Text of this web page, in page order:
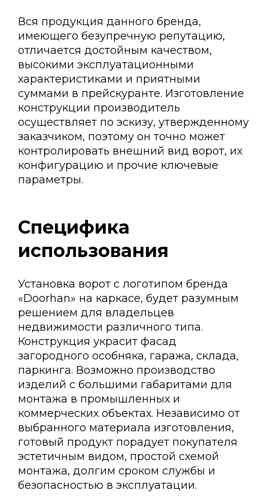
Вся продукция данного бренда,
имеющего безупречную репутацию,
отличается достойным качеством,
высокими эксплуатационными
характеристиками и приятными
суммами в прейскуранте. Изготовление
конструкции производитель
осуществляет по эскизу, утвержденному
заказчиком, поэтому он точно может
контролировать внешний вид ворот, их
конфигурацию и прочие ключевые
параметры.
Специфика
использования
Установка ворот с логотипом бренда
«Doorhan» на каркасе, будет разумным
решением для владельцев
недвижимости различного типа.
Конструкция украсит фасад
загородного особняка, гаража, склада,
паркинга. Возможно производство
изделий с большими габаритами для
монтажа в промышленных и
коммерческих объектах. Независимо от
выбранного материала изготовления,
готовый продукт порадует покупателя
эстетичным видом, простой схемой
монтажа, долгим сроком службы и
безопасностью в эксплуатации.